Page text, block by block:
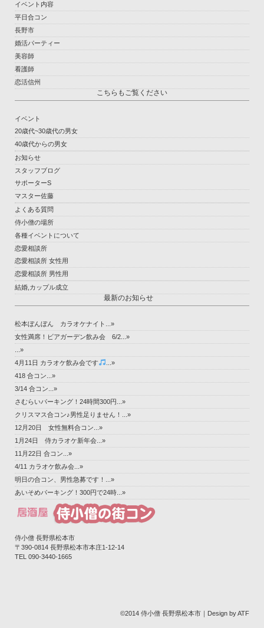
イベント内容
平日合コン
長野市
婚活パーティー
美容師
看護師
恋活信州
こちらもご覧ください
イベント
20歳代~30歳代の男女
40歳代からの男女
お知らせ
スタッフブログ
サポーターS
マスター佐藤
よくある質問
侍小僧の場所
各種イベントについて
恋愛相談所
恋愛相談所 女性用
恋愛相談所 男性用
結婚,カップル成立
最新のお知らせ
松本ぼんぼん カラオケナイト...»
女性満席！ビアガーデン飲み会 6/2...»
...»
4月11日 カラオケ飲み会です
...»
418 合コン...»
3/14 合コン...»
さむらいパーキング！24時間300円...»
クリスマス合コン♪男性足りません！...»
12月20日 女性無料合コン...»
1月24日 侍カラオケ新年会...»
11月22日 合コン...»
4/11 カラオケ飲み会...»
明日の合コン、男性急募です！...»
あいそめパーキング！300円で24時...»
侍小僧 長野県松本市
〒390-0814 長野県松本市本庄1-12-14‎
TEL 090-3440-1665
©2014 侍小僧 長野県松本市｜Design by ATF